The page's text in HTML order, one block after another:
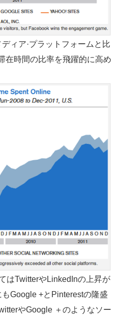
ィア·プラットフォームと比
在時間の比率を飛躍的に高め
はTwitterやLinkedInの上昇が
Google +とPinterestの隆盛
や​​Google ＋のようなソー